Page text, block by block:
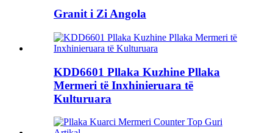
Granit i Zi Angola
KDD6601 Pllaka Kuzhine Pllaka
Mermeri të Inxhinieruara të
Kulturuara